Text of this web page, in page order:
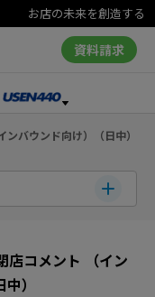
お店の未来を創造する
資料請求
バウンド向け）（日中）
店コメント （イン
）